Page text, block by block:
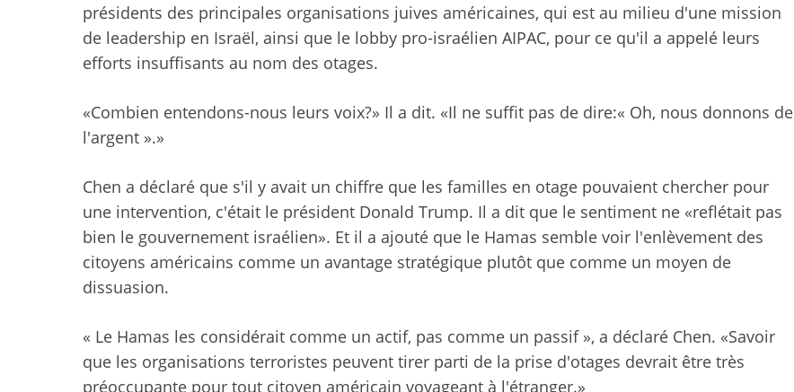
présidents des principales organisations juives américaines, qui est au milieu d'une mission
de leadership en Israël, ainsi que le lobby pro-israélien AIPAC, pour ce qu'il a appelé leurs
efforts insuffisants au nom des otages.
«Combien entendons-nous leurs voix?» Il a dit. «Il ne suffit pas de dire:« Oh, nous donnons de
l'argent ».»
Chen a déclaré que s'il y avait un chiffre que les familles en otage pouvaient chercher pour
une intervention, c'était le président Donald Trump. Il a dit que le sentiment ne «reflétait pas
bien le gouvernement israélien». Et il a ajouté que le Hamas semble voir l'enlèvement des
citoyens américains comme un avantage stratégique plutôt que comme un moyen de
dissuasion.
« Le Hamas les considérait comme un actif, pas comme un passif », a déclaré Chen. «Savoir
que les organisations terroristes peuvent tirer parti de la prise d'otages devrait être très
préoccupante pour tout citoyen américain voyageant à l'étranger.»